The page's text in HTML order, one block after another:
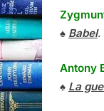
♠ Babel.
Antony
♠ La